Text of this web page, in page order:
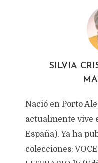
SILVIA
Nació en Porto
actualmente vive
España). Ya ha
colecciones: